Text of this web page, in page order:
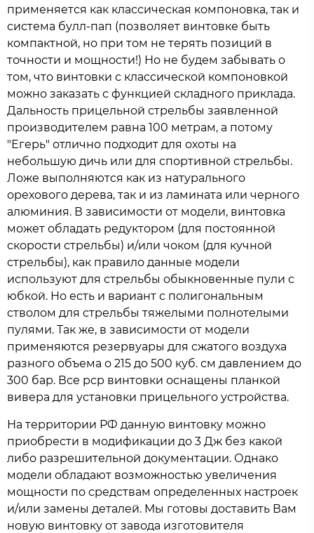
применяется как классическая компоновка, так и
система булл-пап (позволяет винтовке быть
компактной, но при том не терять позиций в
точности и мощности!) Но не будем забывать о
том, что винтовки с классической компоновкой
можно заказать с функцией складного приклада.
Дальность прицельной стрельбы заявленной
производителем равна 100 метрам, а потому
"Егерь" отлично подходит для охоты на
небольшую дичь или для спортивной стрельбы.
Ложе выполняются как из натурального
орехового дерева, так и из ламината или черного
алюминия. В зависимости от модели, винтовка
может обладать редуктором (для постоянной
скорости стрельбы) и/или чоком (для кучной
стрельбы), как правило данные модели
используют для стрельбы обыкновенные пули с
юбкой. Но есть и вариант с полигональным
стволом для стрельбы тяжелыми полнотелыми
пулями. Так же, в зависимости от модели
применяются резервуары для сжатого воздуха
разного объема о 215 до 500 куб. см давлением до
300 бар. Все pcp винтовки оснащены планкой
вивера для установки прицельного устройства.
На территории РФ данную винтовку можно
приобрести в модификации до 3 Дж без какой
либо разрешительной документации. Однако
модели обладают возможностью увеличения
мощности по средствам определенных настроек
и/или замены деталей. Мы готовы доставить Вам
новую винтовку от завода изготовителя